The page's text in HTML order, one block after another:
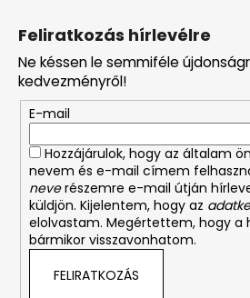
Feliratkozás hírlevélre
Ne késsen le semmiféle
kedvezményről!
E-mail
Hozzájárulok, hogy az általam
nevem és e-mail címem
neverészemre e-mail útján
küldjön. Kijelentem, hogy az
elolvastam. Megértettem, hogy a
bármikor visszavonhatom.
FELIRATKOZÁS